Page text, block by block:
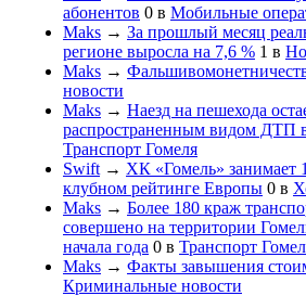
абонентов 0 в Мобильные
Maks → За прошлый месяц
регионе выросла на 7,6 % 1 в
Maks →
новости
Maks → Наезд на пешехода
распространенным видом ДТП
Транспорт Гомеля
Swift → ХК «Гомель» занимает
клубном рейтинге Европы 0 в
Maks → Более 180 краж
совершено на территории
начала года 0 в Транспорт
Maks → Факты завышения
Криминальные новости